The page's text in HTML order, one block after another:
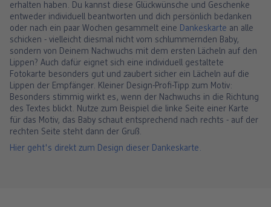
erhalten haben. Du kannst diese Glückwünsche und Geschenke
entweder individuell beantworten und dich persönlich bedanken
oder nach ein paar Wochen gesammelt eine Dankeskarte an alle
schicken - vielleicht diesmal nicht vom schlummernden Baby,
sondern von Deinem Nachwuchs mit dem ersten Lächeln auf den
Lippen? Auch dafür eignet sich eine individuell gestaltete
Fotokarte besonders gut und zaubert sicher ein Lächeln auf die
Lippen der Empfänger. Kleiner Design-Profi-Tipp zum Motiv:
Besonders stimmig wirkt es, wenn der Nachwuchs in die Richtung
des Textes blickt. Nutze zum Beispiel die linke Seite einer Karte
für das Motiv, das Baby schaut entsprechend nach rechts - auf der
rechten Seite steht dann der Gruß.
Hier geht's direkt zum Design dieser Dankeskarte.